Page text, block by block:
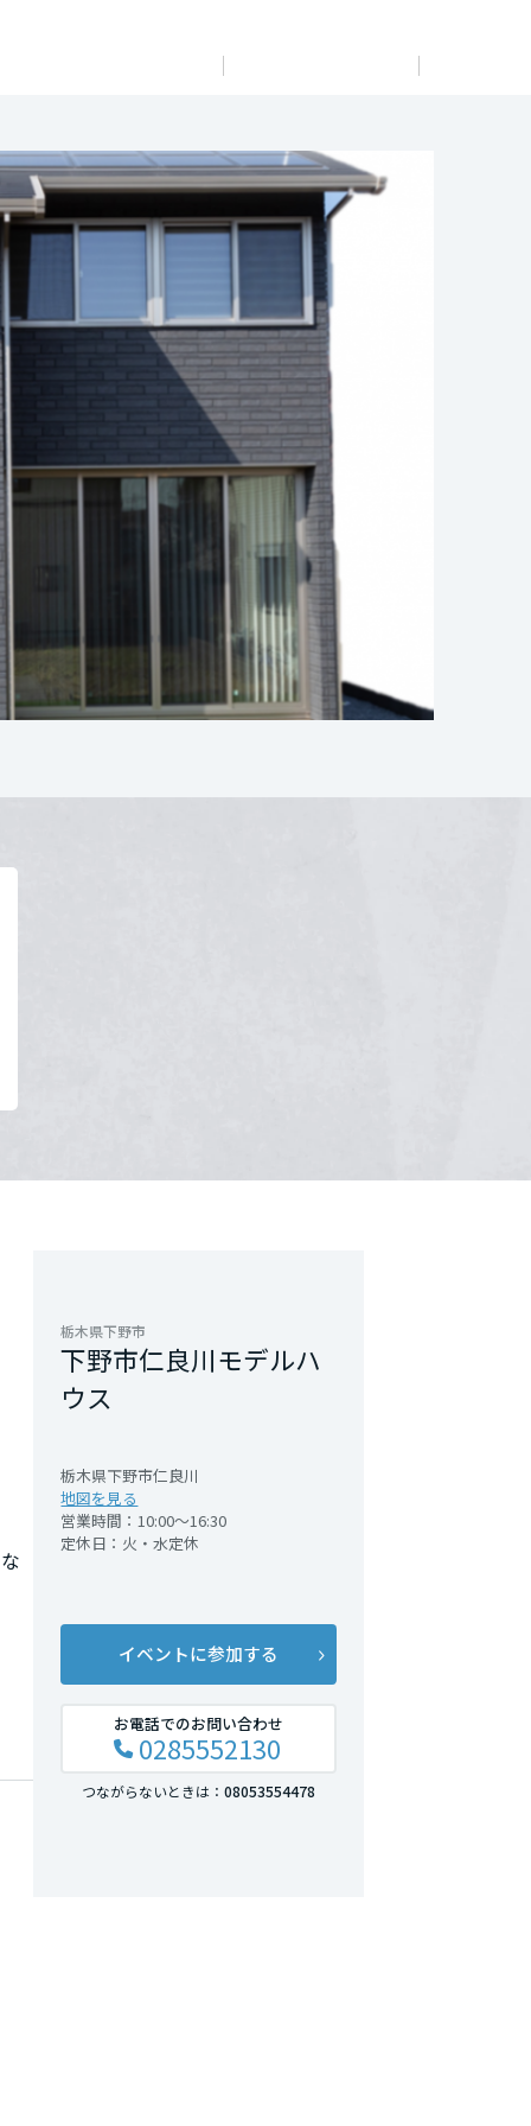
閉じる
これから住まいをご検討の方
彩な動画やこだわりが詰まった建築実例、注目の最新情
など、住まいづくりを楽しく学べるデジタルラウンジで
ームラウンジ 新築・戸建て
閉じる
これから土地活用・賃貸経営をご検討の方
地活用の基礎から長期安定経営を目指すオーナー様ま
、賃貸経営に役立つ多彩な情報を幅広くお届けします。
ームラウンジ 土地活用・賃貸経営
閉じる
これからリフォームをご検討の方
例動画や基礎知識、収納の工夫など、理想の住まいを叶
るリフォームの具体策とアイデアを豊富にご用意してい
。
ームラウンジ リフォーム
閉じる
べてのフィールドに新しい価値をデザインし、持続可能
未来志向のまちづくりを実現していきます。
サワゼネラルソリューション
閉じる
サワホームオーナーさま・リフォーム工事ご契約者さま
ミサワホームを結ぶコミュニケーションサイト。お得・
利・安心なコンテンツや、ミサワホームからの大切なお
サワオーナーズクラブ
閉じる
サワアイデンティティ
栃木県下野市
下野市仁良川モデルハ
ウス
栃木県下野市仁良川
地図を見る
営業時間：10:00～16:30
定休日：火・水定休
イベントに参加する
お電話でのお問い合わせ
0285552130
つながらないときは：08053554478